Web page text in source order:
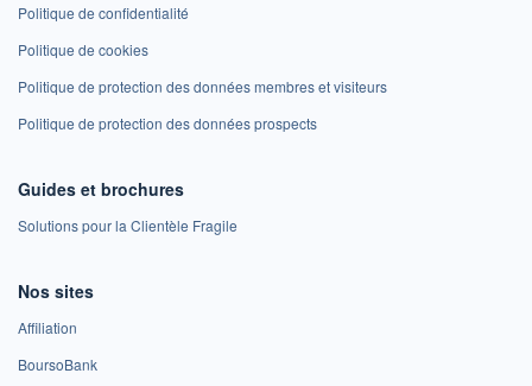
Politique de confidentialité
Politique de cookies
Politique de protection des données membres et visiteurs
Politique de protection des données prospects
Guides et brochures
Solutions pour la Clientèle Fragile
Nos sites
Affiliation
BoursoBank